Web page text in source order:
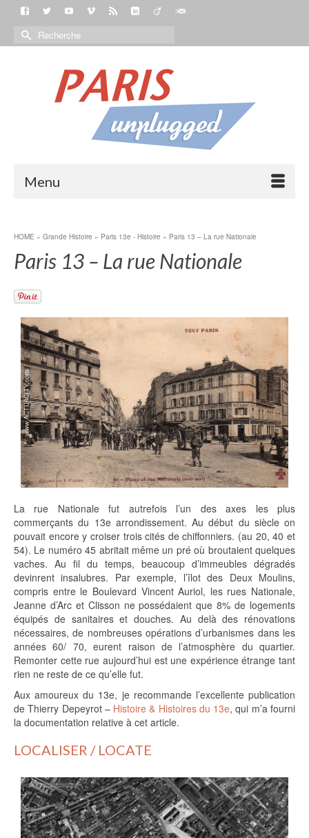
Menu
HOME » Grande Histoire » Paris 13e - Histoire » Paris 13 – La rue Nationale
Paris 13 – La rue Nationale
La rue Nationale fut autrefois l’un des axes les plus
commerçants du 13e arrondissement. Au début du siècle on
pouvait encore y croiser trois cités de chiffonniers. (au 20, 40 et
54). Le numéro 45 abritait même un pré où broutaient quelques
vaches. Au fil du temps, beaucoup d’immeubles dégradés
devinrent insalubres. Par exemple, l’îlot des Deux Moulins,
compris entre le Boulevard Vincent Auriol, les rues Nationale,
Jeanne d’Arc et Clisson ne possédaient que 8% de logements
équipés de sanitaires et douches. Au delà des rénovations
nécessaires, de nombreuses opérations d’urbanismes dans les
années 60/ 70, eurent raison de l’atmosphère du quartier.
Remonter cette rue aujourd’hui est une expérience étrange tant
rien ne reste de ce qu’elle fut.
Aux amoureux du 13e, je recommande l’excellente publication
de Thierry Depeyrot – Histoire & Histoires du 13e, qui m’a fourni
la documentation relative à cet article.
LOCALISER / LOCATE